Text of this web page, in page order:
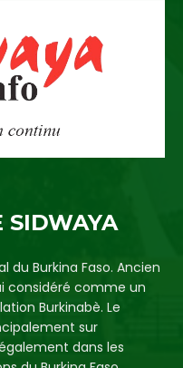
SIDWAYA
du Burkina Faso. Ancien
considéré comme un
Burkinabè. Le
sur
dans les